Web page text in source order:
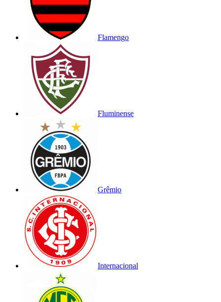
Flamengo
Fluminense
Grêmio
Internacional